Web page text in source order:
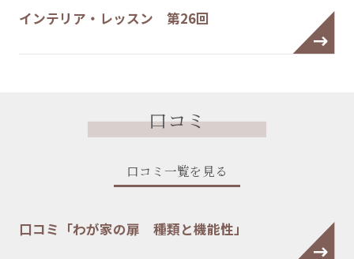
インテリア・レッスン 第26回
口コミ
口コミ一覧を見る
口コミ「わが家の扉 種類と機能性」